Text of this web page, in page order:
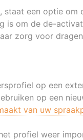
staat een optie
is om de de-
zorg voor
op een
op een
van uw
profiel weer